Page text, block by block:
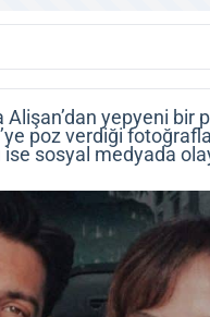
yepyeni bir
poz verdiği
sosyal medyada